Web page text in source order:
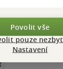
Kniha,
Povolit vše
pouze
Nastavení